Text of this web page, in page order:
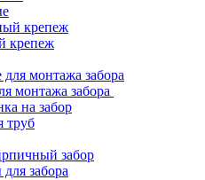
крепеж
монтажа забора
на забор
труб
забор
забора